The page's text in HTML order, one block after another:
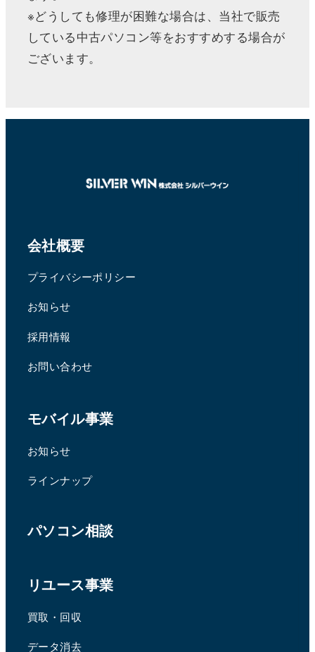
※どうしても修理が困難な場合は、当社で販売
している中古パソコン等をおすすめする場合が
ございます。
会社概要
プライバシーポリシー
お知らせ
採用情報
お問い合わせ
モバイル事業
お知らせ
ラインナップ
パソコン相談
リユース事業
買取・回収
データ消去